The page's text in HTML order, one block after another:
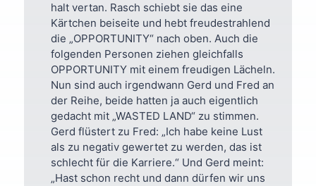
halt vertan. Rasch schiebt sie das eine
Kärtchen beiseite und hebt freudestrahlend
die „OPPORTUNITY“ nach oben. Auch die
folgenden Personen ziehen gleichfalls
OPPORTUNITY mit einem freudigen Lächeln.
Nun sind auch irgendwann Gerd und Fred an
der Reihe, beide hatten ja auch eigentlich
gedacht mit „WASTED LAND“ zu stimmen.
Gerd flüstert zu Fred: „Ich habe keine Lust
als zu negativ gewertet zu werden, das ist
schlecht für die Karriere.“ Und Gerd meint:
„Hast schon recht und dann dürfen wir uns